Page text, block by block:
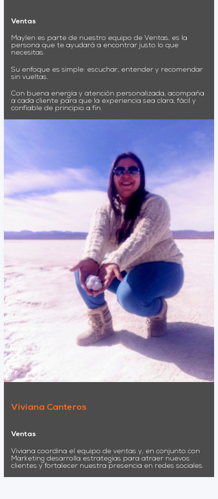
Ventas
Maylen es parte de nuestro equipo de Ventas, es la
persona que te ayudará a encontrar justo lo que
necesitas.
Su enfoque es simple: escuchar, entender y recomendar
sin vueltas.
Con buena energía y atención personalizada, acompaña
a cada cliente para que la experiencia sea clara, fácil y
confiable de principio a fin.
Viviana Canteros
Ventas
Viviana coordina el equipo de ventas y, en conjunto con
Marketing desarrolla estrategias para atraer nuevos
clientes y fortalecer nuestra presencia en redes sociales.